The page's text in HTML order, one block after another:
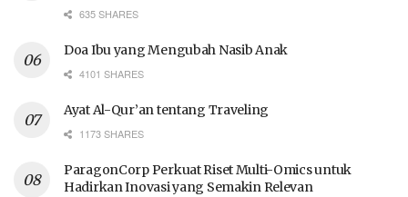
635 SHARES
Doa Ibu yang Mengubah Nasib Anak
4101 SHARES
Ayat Al-Qur’an tentang Traveling
1173 SHARES
ParagonCorp Perkuat Riset Multi-Omics untuk
Hadirkan Inovasi yang Semakin Relevan